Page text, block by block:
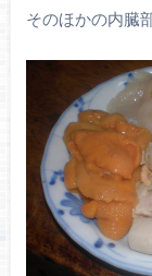
そのほかの内臓